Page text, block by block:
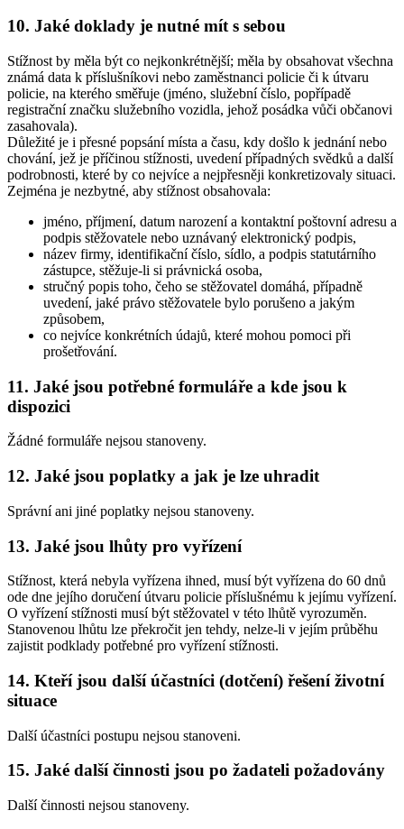
10. Jaké doklady je nutné mít s sebou
Stížnost by měla být co nejkonkrétnější; měla by obsahovat všechna
známá data k příslušníkovi nebo zaměstnanci policie či k útvaru
policie, na kterého směřuje (jméno, služební číslo, popřípadě
registrační značku služebního vozidla, jehož posádka vůči občanovi
zasahovala).
Důležité je i přesné popsání místa a času, kdy došlo k jednání nebo
chování, jež je příčinou stížnosti, uvedení případných svědků a další
podrobnosti, které by co nejvíce a nejpřesněji konkretizovaly situaci.
Zejména je nezbytné, aby stížnost obsahovala:
jméno, příjmení, datum narození a kontaktní poštovní adresu a
podpis stěžovatele nebo uznávaný elektronický podpis,
název firmy, identifikační číslo, sídlo, a podpis statutárního
zástupce, stěžuje-li si právnická osoba,
stručný popis toho, čeho se stěžovatel domáhá, případně
uvedení, jaké právo stěžovatele bylo porušeno a jakým
způsobem,
co nejvíce konkrétních údajů, které mohou pomoci při
prošetřování.
11. Jaké jsou potřebné formuláře a kde jsou k
dispozici
Žádné formuláře nejsou stanoveny.
12. Jaké jsou poplatky a jak je lze uhradit
Správní ani jiné poplatky nejsou stanoveny.
13. Jaké jsou lhůty pro vyřízení
Stížnost, která nebyla vyřízena ihned, musí být vyřízena do 60 dnů
ode dne jejího doručení útvaru policie příslušnému k jejímu vyřízení.
O vyřízení stížnosti musí být stěžovatel v této lhůtě vyrozuměn.
Stanovenou lhůtu lze překročit jen tehdy, nelze-li v jejím průběhu
zajistit podklady potřebné pro vyřízení stížnosti.
14. Kteří jsou další účastníci (dotčení) řešení životní
situace
Další účastníci postupu nejsou stanoveni.
15. Jaké další činnosti jsou po žadateli požadovány
Další činnosti nejsou stanoveny.